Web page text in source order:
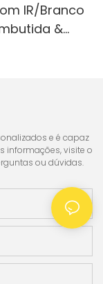
IR/Branco
&
e é capaz
informações, visite o
ou dúvidas.